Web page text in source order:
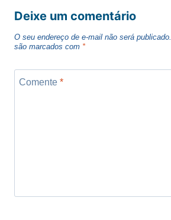
Deixe um comentário
O seu endereço de e-mail não será publicado.
são marcados com *
Comente *